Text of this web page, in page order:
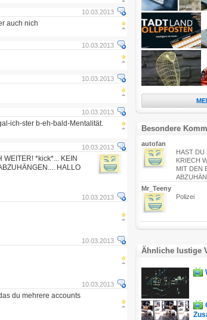
10.03.2013
auch nich
10.03.2013
10.03.2013
10.03.2013
ich-ster b-eh-bald-Mentalität.
10.03.2013
WEITER! *kick*... KEIN
HALLO
10.03.2013
10.03.2013
10.03.2013
du mehrere accounts
Besondere
autofan
HAST DU
KRIECH
MIT DEN
Mr_Teeny
Polizei
Ähnliche lustige